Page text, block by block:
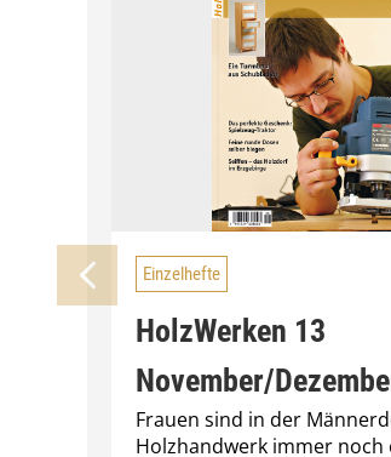
Einzelhefte
HolzWerken 13
November/
Frauen sind in der
Holzhandwerk immer noch